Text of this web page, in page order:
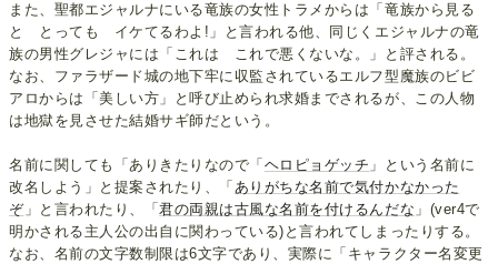
また、聖都エジャルナにいる竜族の女性トラメからは「竜族から見る
と とっても イケてるわよ!」と言われる他、同じくエジャルナの竜
族の男性グレジャには「これは これで悪くないな。」と評される。
なお、ファラザード城の地下牢に収監されているエルフ型魔族のビビ
アロからは「美しい方」と呼び止められ求婚までされるが、この人物
は地獄を見させた結婚サギ師だという。
名前に関しても「ありきたりなので「 ヘロピョゲッチ 」という名前に
改名しよう」と提案されたり、「 ありがちな名前で気付かなかった
ぞ」と言われたり、「君の両親は古風な名前を付けるんだな 」(ver4で
明かされる主人公の出自に関わっている)と言われてしまったりする。
なお、名前の文字数制限は6文字であり、実際に「キャラクター名変更